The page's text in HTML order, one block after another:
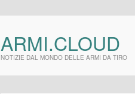
ARMI.CLOUD
NOTIZIE DAL MONDO DELLE ARMI DA TIRO